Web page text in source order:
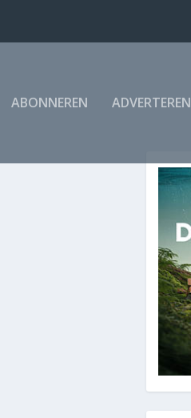
ABONNEREN ADVERTEREN